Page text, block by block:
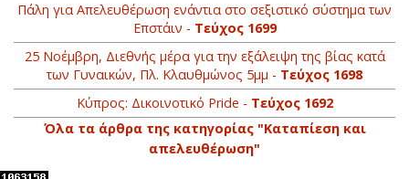
Πάλη για Απελευθέρωση ενάντια στο σεξιστικό σύστημα των
Επστάιν - Τεύχος 1699
25 Νοέμβρη, Διεθνής μέρα για την εξάλειψη της βίας κατά
των Γυναικών, Πλ. Κλαυθμώνος 5μμ - Τεύχος 1698
Κύπρος: Δικοινοτικό Pride - Τεύχος 1692
Όλα τα άρθρα της κατηγορίας "Καταπίεση και
απελευθέρωση"